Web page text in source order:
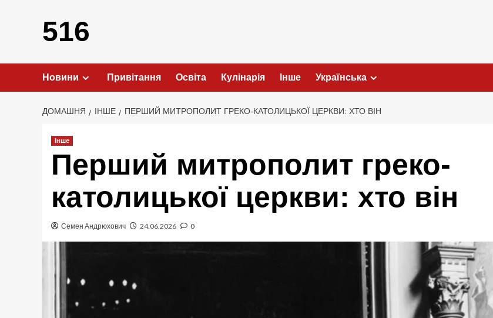
516
Новини Привітання Освіта Кулінарія Інше Українська
ДОМАШНЯ ІНШЕ ПЕРШИЙ МИТРОПОЛИТ ГРЕКО-КАТОЛИЦЬКОЇ ЦЕРКВИ: ХТО ВІН
Інше
Перший митрополит греко-
католицької церкви: хто він
Семен Андрюхович 24.06.2026 0